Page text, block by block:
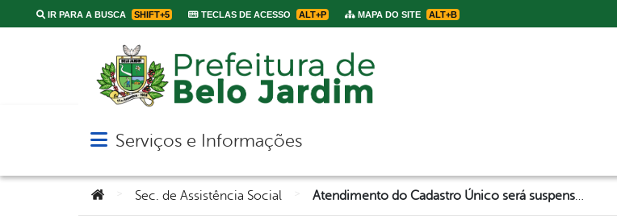
IR PARA A BUSCA SHIFT+5 TECLAS DE ACESSO ALT+P MAPA DO SITE ALT+B
Abrir menu principal de navegação
Serviços e Informações
Você está aqui:Sec. de Assistência Social